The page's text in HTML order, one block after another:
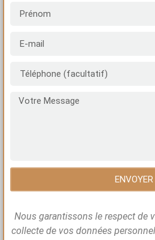
ENVOYER
Nous garantissons le respect de
collecte de vos données